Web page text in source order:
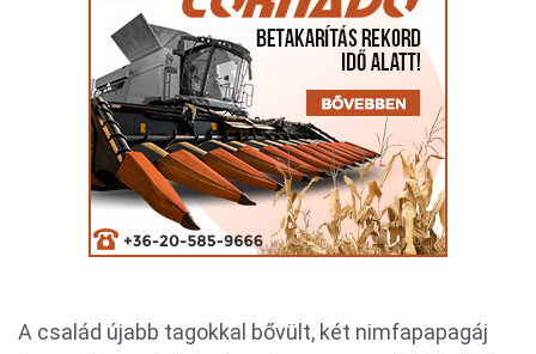
A család újabb tagokkal bővült, két nimfapapagáj